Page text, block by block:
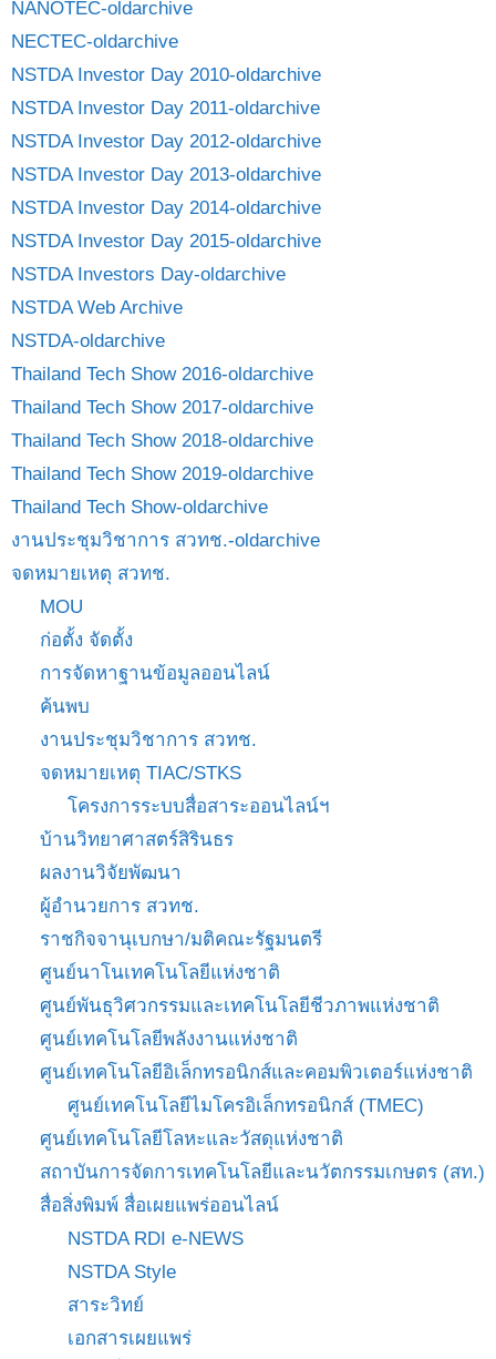
NANOTEC-oldarchive
NECTEC-oldarchive
NSTDA Investor Day 2010-oldarchive
NSTDA Investor Day 2011-oldarchive
NSTDA Investor Day 2012-oldarchive
NSTDA Investor Day 2013-oldarchive
NSTDA Investor Day 2014-oldarchive
NSTDA Investor Day 2015-oldarchive
NSTDA Investors Day-oldarchive
NSTDA Web Archive
NSTDA-oldarchive
Thailand Tech Show 2016-oldarchive
Thailand Tech Show 2017-oldarchive
Thailand Tech Show 2018-oldarchive
Thailand Tech Show 2019-oldarchive
Thailand Tech Show-oldarchive
งานประชุมวิชาการ สวทช.-oldarchive
จดหมายเหตุ สวทช.
MOU
ก่อตั้ง จัดตั้ง
การจัดหาฐานข้อมูลออนไลน์
ค้นพบ
งานประชุมวิชาการ สวทช.
จดหมายเหตุ TIAC/STKS
โครงการระบบสื่อสาระออนไลน์ฯ
บ้านวิทยาศาสตร์สิรินธร
ผลงานวิจัยพัฒนา
ผู้อำนวยการ สวทช.
ราชกิจจานุเบกษา/มติคณะรัฐมนตรี
ศูนย์นาโนเทคโนโลยีแห่งชาติ
ศูนย์พันธุวิศวกรรมและเทคโนโลยีชีวภาพแห่งชาติ
ศูนย์เทคโนโลยีพลังงานแห่งชาติ
ศูนย์เทคโนโลยีอิเล็กทรอนิกส์และคอมพิวเตอร์แห่งชาติ
ศูนย์เทคโนโลยีไมโครอิเล็กทรอนิกส์ (TMEC)
ศูนย์เทคโนโลยีโลหะและวัสดุแห่งชาติ
สถาบันการจัดการเทคโนโลยีและนวัตกรรมเกษตร (สท.)
สื่อสิ่งพิมพ์ สื่อเผยแพร่ออนไลน์
NSTDA RDI e-NEWS
NSTDA Style
สาระวิทย์
เอกสารเผยแพร่